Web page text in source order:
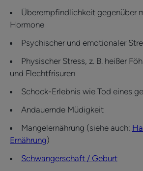
Überempfindlichkeit gegenüber
Hormone
Psychischer und emotionaler
Physischer Stress, z. B. heißer
und Flechtfrisuren
Schock-Erlebnis wie Tod eines
Andauernde Müdigkeit
Mangelernährung (siehe auch:
Ernährung)
Schwangerschaft / Geburt